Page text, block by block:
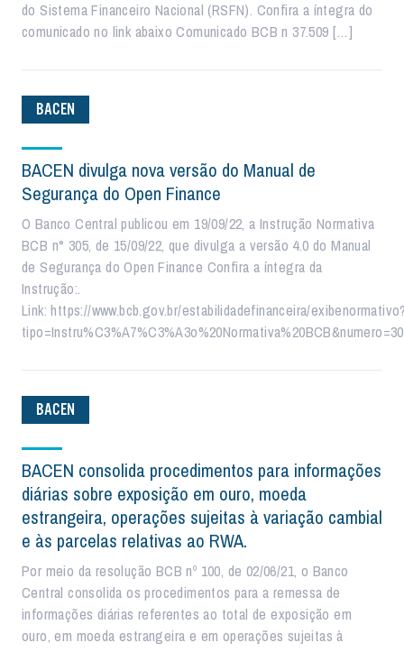
do Sistema Financeiro Nacional (RSFN). Confira a íntegra do
comunicado no link abaixo Comunicado BCB n 37.509 […]
BACEN
BACEN divulga nova versão do Manual de
Segurança do Open Finance
O Banco Central publicou em 19/09/22, a Instrução Normativa
BCB n° 305, de 15/09/22, que divulga a versão 4.0 do Manual
de Segurança do Open Finance Confira a íntegra da
Instrução:.
Link: https://www.bcb.gov.br/estabilidadefinanceira/
BACEN
BACEN consolida procedimentos para informações
diárias sobre exposição em ouro, moeda
estrangeira, operações sujeitas à variação cambial
e às parcelas relativas ao RWA.
Por meio da resolução BCB nº 100, de 02/06/21, o Banco
Central consolida os procedimentos para a remessa de
informações diárias referentes ao total de exposição em
ouro, em moeda estrangeira e em operações sujeitas à